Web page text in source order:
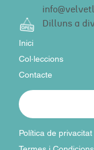
Dilluns a
Col·leccions
Inici
Contacte
Política de privacitat